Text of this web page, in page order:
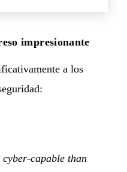
impresionante
a los
capable than